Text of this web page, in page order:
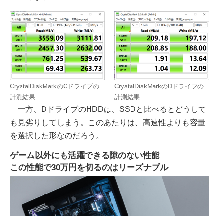
CrystalDiskMarkのCドライブの
計測結果
CrystalDiskMarkのDドライブの
計測結果
一方、DドライブのHDDは、SSDと比べるとどうして
も見劣りしてしまう。このあたりは、高速性よりも容量
を選択した形なのだろう。
ゲーム以外にも活躍できる隙のない性能
この性能で30万円を切るのはリーズナブル